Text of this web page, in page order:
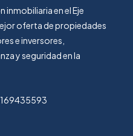
inmobiliaria en el Eje
oferta de propiedades
e inversores,
y seguridad en la